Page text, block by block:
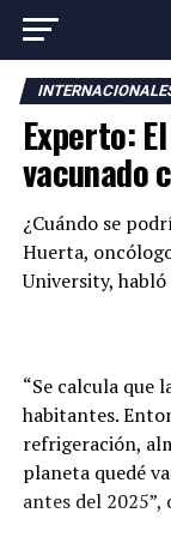
Experto:
vacunado
¿Cuándo se
Huerta,
University,
“Se calcula que
habitantes.
refrigeración,
planeta quedé
antes del